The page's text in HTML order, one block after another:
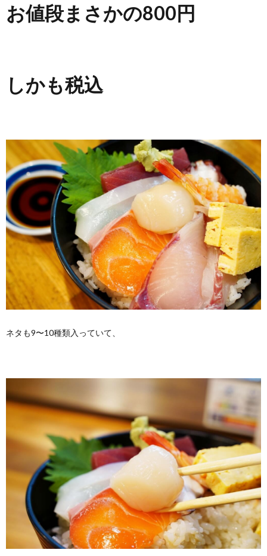
お値段まさかの800円
しかも税込
ネタも9〜10種類入っていて、